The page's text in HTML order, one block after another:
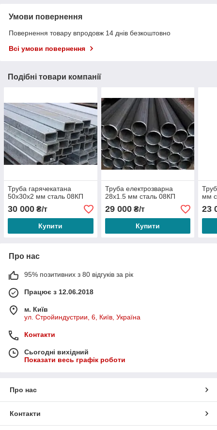
Умови повернення
Повернення товару впродовж 14 днів безкоштовно
Всі умови повернення
Подібні товари компанії
Труба гарячекатана
50х30х2 мм сталь 08КП
30 000 ₴/т
Купити
Труба електрозварна
28х1.5 мм сталь 08КП
29 000₴/т
Купити
мм
23
Про нас
95% позитивних з 80 відгуків за рік
Працює з 12.06.2018
м. Київ
ул. Стройиндустрии, 6, Київ, Україна
Контакти
Сьогодні вихідний
Показати весь графік роботи
Про нас
Контакти